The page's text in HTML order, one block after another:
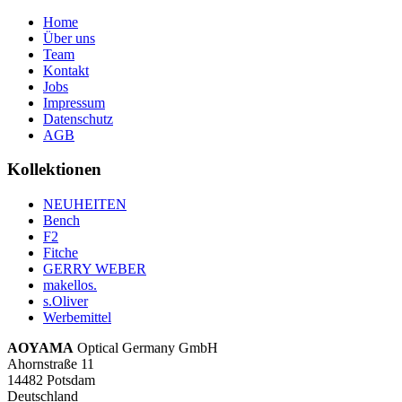
58
594
602
612
631
Home
Über uns
Team
Kontakt
Jobs
Impressum
Datenschutz
AGB
Kollektionen
NEUHEITEN
Bench
F2
Fitche
GERRY WEBER
makellos.
s.Oliver
Werbemittel
AOYAMA Optical Germany GmbH
Ahornstraße 11
14482 Potsdam
Deutschland